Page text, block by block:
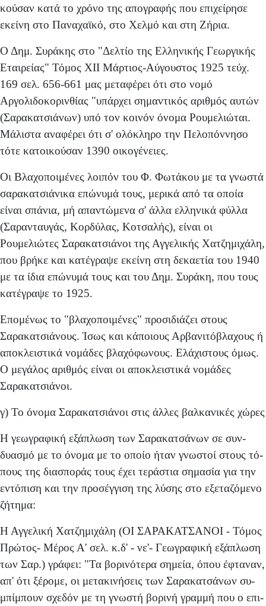
κούσαν κατά το χρόνο της απογραφής που επιχείρησε
εκείνη στο Παναχαϊκό, στο Χελμό και στη Ζήρια.
Ο Δημ. Συράκης στο "Δελτίο της Ελληνικής Γεωργικής
Εταιρείας" Τόμος XII Μάρτιος-Αύγουστος 1925 τεύχ.
169 σελ. 656-661 μας μεταφέρει ότι στο νομό
Αργολιδοκορινθίας "υπάρχει σημαντικός αριθμός αυτών
(Σαρακατσιάνων) υπό τον κοινόν όνομα Ρουμελιώται.
Μάλιστα αναφέ­ρει ότι σ' ολόκληρο την Πελοπόννησο
τότε κατοικούσαν 1390 οικογένειες.
Οι Βλαχοποιμένες λοιπόν του Φ. Φωτάκου με τα γνω­στά
σαρακατσιάνικα επώνυμά τους, μερικά από τα οποία
είναι σπάνια, μή απαντώμενα σ' άλλα ελληνικά φύλλα
(Σαρανταυγάς, Κορδύλας, Κοτσαλής), είναι οι
Ρουμελιώτες Σαρακατσιάνοι της Αγγελικής Χατζημιχάλη,
που βρήκε και κατέγραψε εκείνη στη δεκαετία του 1940
με τα ίδια επώ­νυμά τους και του Δημ. Συράκη, που τους
κατέγραψε το 1925.
Επομένως το "βλαχοποιμένες" προσιδιάζει στους
Σαρακατσιάνους. Ίσως και κάποιους Αρβανιτόβλαχους ή
αποκλειστικά νομάδες βλαχόφωνους. Ελάχιστους όμως.
Ο μεγάλος αριθμός είναι οι αποκλειστικά νομάδες
Σαρακατσιάνοι.
γ) Το όνομα Σαρακατσιάνοι στις άλλες βαλκανικές χώρες
Η γεωγραφική εξάπλωση των Σαρακατσάνων σε συν­
δυασμό με το όνομα με το οποίο ήταν γνωστοί στους τό­
πους της διασποράς τους έχει τεράστια σημασία για την
εντόπιση και την προσέγγιση της λύσης στο εξεταζόμενο
ζήτημα:
Η Αγγελική Χατζημιχάλη (ΟΙ ΣΑΡΑΚΑΤΣΑΝΟΙ - Τόμος
Πρώτος- Μέρος Α' σελ. κ.δ' - νε'- Γεωγραφική εξάπλωση
των Σαρ.) γράφει: "Τα βορινότερα σημεία, όπου έφταναν,
απ' ότι ξέρομε, οι μετακινήσεις των Σαρακατσάνων συ-
μπίμπουν σχεδόν με τη γνωστή βορινή γραμμή που ο επι­